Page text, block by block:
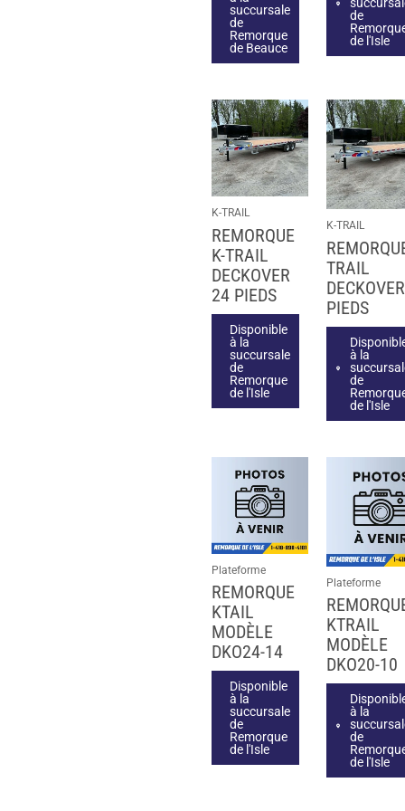
succursale
de
Remorque
de Beauce
de
de l'Isle
K-TRAIL
REMORQUE
K-TRAIL
DECKOVER
24 PIEDS
Disponible
à la
succursale
de
Remorque
de l'Isle
K-TRAIL
TRAIL
PIEDS
à la
de
de l'Isle
Plateforme
REMORQUE
KTAIL
MODÈLE
DKO24-14
Disponible
à la
succursale
de
Remorque
de l'Isle
Plateforme
KTRAIL
MODÈLE
DKO20-10
à la
de
de l'Isle